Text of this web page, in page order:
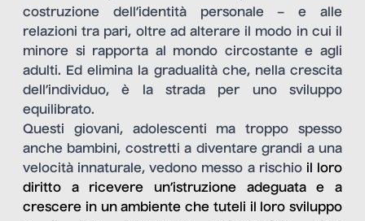
costruzione dell’identità personale – e alle
relazioni tra pari, oltre ad alterare il modo in cui il
minore si rapporta al mondo circostante e agli
adulti. Ed elimina la gradualità che, nella crescita
dell’individuo, è la strada per uno sviluppo
equilibrato.
Questi giovani, adolescenti ma troppo spesso
anche bambini, costretti a diventare grandi a una
velocità innaturale, vedono messo a rischioil loro
diritto a ricevere un’istruzione adeguata e a
crescere in un ambiente che tuteli il loro sviluppo